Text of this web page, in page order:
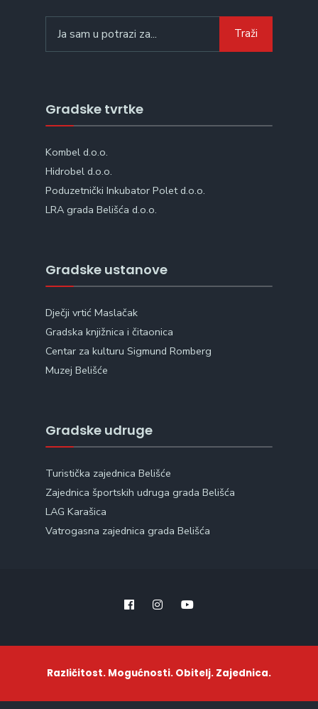
for:
Traži
Gradske tvrtke
Kombel d.o.o.
Hidrobel d.o.o.
Poduzetnički Inkubator Polet d.o.o.
LRA grada Belišća d.o.o.
Gradske ustanove
Dječji vrtić Maslačak
Gradska knjižnica i čitaonica
Centar za kulturu Sigmund Romberg
Muzej Belišće
Gradske udruge
Turistička zajednica Belišće
Zajednica športskih udruga grada Belišća
LAG Karašica
Vatrogasna zajednica grada Belišća
Različitost. Mogućnosti. Obitelj. Zajednica.